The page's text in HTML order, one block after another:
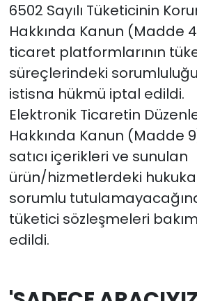
6502 Sayılı Tüketicinin
Hakkında Kanun (Madde
ticaret platformlarının
süreçlerindeki
istisna hükmü iptal edildi.
Elektronik Ticaretin
Hakkında Kanun (Madde
satıcı içerikleri ve sunulan
ürün/hizmetlerdeki hukuka
sorumlu
tüketici sözleşmeleri
edildi.